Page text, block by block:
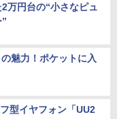
万円台の“小さなピュ
魅力！ポケットに入
型イヤフォン「UU2